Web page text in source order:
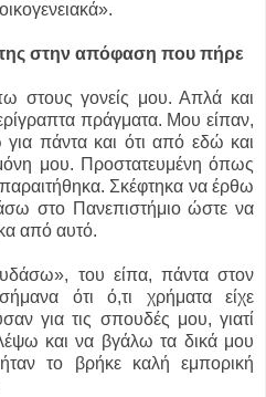
στην απόφαση που πήρε
στους γονείς μου. Απλά και
πράγματα. Μου είπαν,
για πάντα και ότι από εδώ και
μου. Προστατευμένη όπως
Σκέφτηκα να έρθω
στο Πανεπιστήμιο ώστε να
από αυτό.
του είπα, πάντα στον
ότι ό,τι χρήματα είχε
για τις σπουδές μου, γιατί
και να βγάλω τα δικά μου
το βρήκε καλή εμπορική